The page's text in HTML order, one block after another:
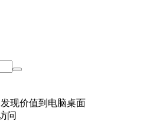
现价值到电脑桌面
问